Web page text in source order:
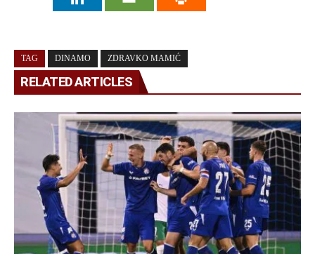
TAG DINAMO ZDRAVKO MAMIĆ
RELATED ARTICLES